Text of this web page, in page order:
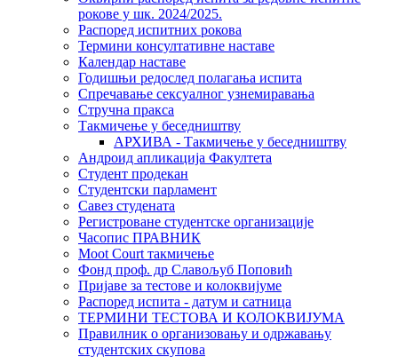
рокове у шк. 2024/2025.
Распоред испитних рокова
Термини консултативне наставе
Календар наставе
Годишњи редослед полагања испита
Спречавање сексуалног узнемиравања
Стручна пракса
Такмичење у беседништву
АРХИВА - Такмичење у беседништву
Андроид апликација Факултета
Студент продекан
Студентски парламент
Савез студената
Регистроване студентске организације
Часопис ПРАВНИК
Moot Court такмичење
Фонд проф. др Славољуб Поповић
Пријаве за тестове и колоквијуме
Распоред испита - датум и сатница
ТЕРМИНИ ТЕСТОВА И КОЛОКВИЈУМА
Правилник о организовању и одржавању
студентских скупова